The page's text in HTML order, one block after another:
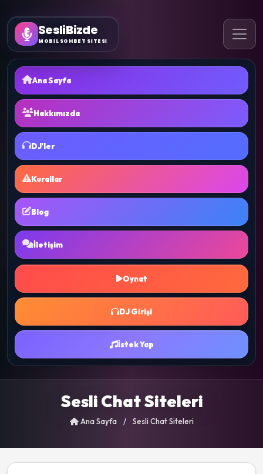
SesliBizde
MOBİL SOHBET SİTESİ
Ana Sayfa
Hakkımızda
DJ'ler
Kurallar
Blog
İletişim
Oynat
DJ Girişi
İstek Yap
Sesli Chat Siteleri
Ana Sayfa / Sesli Chat Siteleri